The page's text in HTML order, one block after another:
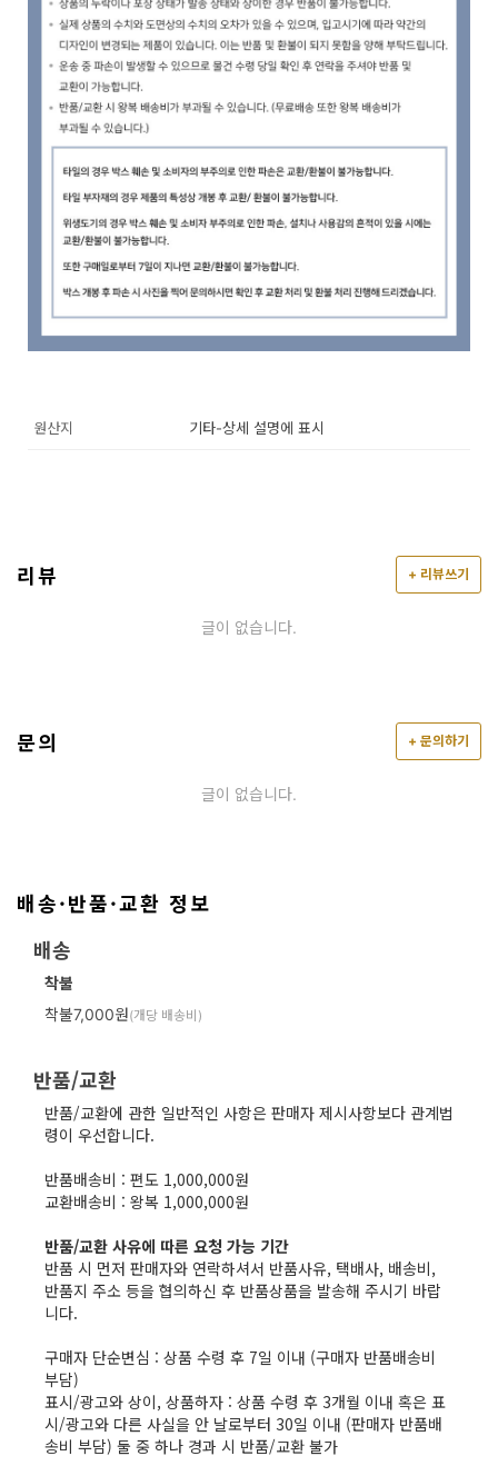
원산지 기타-상세 설명에 표시
리뷰 + 리뷰쓰기
글이 없습니다.
문의 + 문의하기
글이 없습니다.
배송·반품·교환 정보
배송
착불
착불7,000원(개당 배송비)
반품/교환
반품/교환에 관한 일반적인 사항은 판매자 제시사항보다 관계법
령이 우선합니다.
반품배송비 : 편도 1,000,000원
교환배송비 : 왕복 1,000,000원
반품/교환 사유에 따른 요청 가능 기간
반품 시 먼저 판매자와 연락하셔서 반품사유, 택배사, 배송비,
반품지 주소 등을 협의하신 후 반품상품을 발송해 주시기 바랍
니다.
구매자 단순변심 : 상품 수령 후 7일 이내 (구매자 반품배송비
부담)
표시/광고와 상이, 상품하자 : 상품 수령 후 3개월 이내 혹은 표
시/광고와 다른 사실을 안 날로부터 30일 이내 (판매자 반품배
송비 부담) 둘 중 하나 경과 시 반품/교환 불가